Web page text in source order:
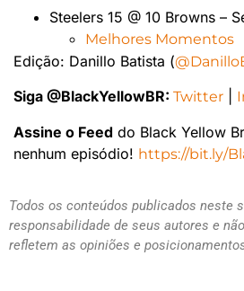
Steelers 15 @ 10 Browns –
Melhores Momentos
Edição: Danillo Batista (
Siga @BlackYellowBR: Twitter
Assine o Feed do Black Yellow
nenhum episódio! https://bit.ly/
Todos os conteúdos publicados neste
responsabilidade de seus autores e
refletem as opiniões e